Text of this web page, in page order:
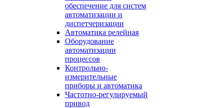
обеспечение для систем
автоматизации и
диспетчеризации
Автоматика релейная
Оборудование
автоматизации
процессов
Контрольно-
измерительные
приборы и автоматика
Частотно-регулируемый
привод